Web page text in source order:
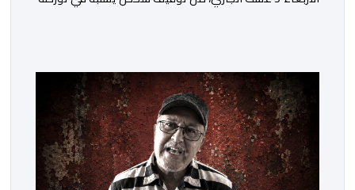
بالمدينة العتيقة بمراكش، وطالبهما بمبلغ مالي غير مستحق
بدعوى ممارسة نشاط مرتبط بالإرشاد السياحي بدون رخصة،
وهي الأفعال الإجرامية التي […]